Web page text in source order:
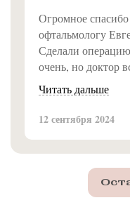
Огромное
офтальмологу
Сделали
очень, но доктор
и операция
безболезненно.
Рекомендую всем!.
Читать дальше
12 сентября 2024